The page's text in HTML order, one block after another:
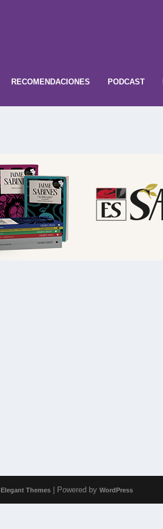
RECOMENDACIONES PODCAST
Elegant Themes| Powered by WordPress